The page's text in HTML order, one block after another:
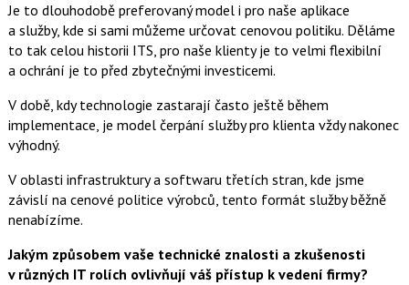
Je to dlouhodobě preferovaný model i pro naše aplikace
a služby, kde si sami můžeme určovat cenovou politiku. Děláme
to tak celou historii ITS, pro naše klienty je to velmi flexibilní
a ochrání je to před zbytečnými investicemi.
V době, kdy technologie zastarají často ještě během
implementace, je model čerpání služby pro klienta vždy nakonec
výhodný.
V oblasti infrastruktury a softwaru třetích stran, kde jsme
závislí na cenové politice výrobců, tento formát služby běžně
nenabízíme.
Jakým způsobem vaše technické znalosti a zkušenosti
v různých IT rolích ovlivňují váš přístup k vedení firmy?